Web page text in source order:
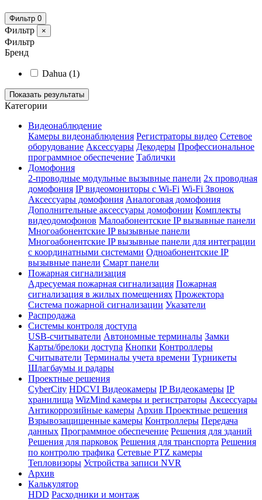
Фильтр 0
Фильтр ×
Фильтр
Бренд
Dahua (1)
Показать результаты
Категории
Видеонаблюдение
Камеры видеонаблюдения Регистраторы видео Сетевое
оборудование Аксессуары Декодеры Профессиональное
программное обеспечение Таблички
Домофония
2-проводные модульные вызывные панели 2х проводная
домофония IP видеомониторы с Wi-Fi Wi-Fi Звонок
Аксессуары домофония Аналоговая домофония
Дополнительные аксессуары домофонии Комплекты
видеодомофонов Малоабонентские IP вызывные панели
Многоабонентские IP вызывные панели
Многоабонентские IP вызывные панели для интеграции
с координатными системами Одноабонентские IP
вызывные панели Смарт панели
Пожарная сигнализация
Адресуемая пожарная сигнализация Пожарная
сигнализация в жилых помещениях Прожектора
Система пожарной сигнализации Указатели
Распродажа
Системы контроля доступа
USB-считыватели Автономные терминалы Замки
Карты/брелоки доступа Кнопки Контроллеры
Считыватели Терминалы учета времени Турникеты
Шлагбаумы и радары
Проектные решения
CyberCity HDCVI Видеокамеры IP Видеокамеры IP
хранилища WizMind камеры и регистраторы Аксессуары
Антикоррозийные камеры Архив Проектные решения
Взрывозащищенные камеры Контроллеры Передача
данных Программное обеспечение Решения для зданий
Решения для парковок Решения для транспорта Решения
по контролю трафика Сетевые PTZ камеры
Тепловизоры Устройства записи NVR
Архив
Калькулятор
HDD Расходники и монтаж